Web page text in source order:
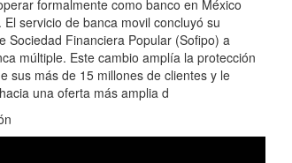
formalmente como banco en México
servicio de banca movil concluyó su
Sociedad Financiera Popular (Sofipo) a
múltiple. Este cambio amplía la protección
sus más de 15 millones de clientes y le
una oferta más amplia d